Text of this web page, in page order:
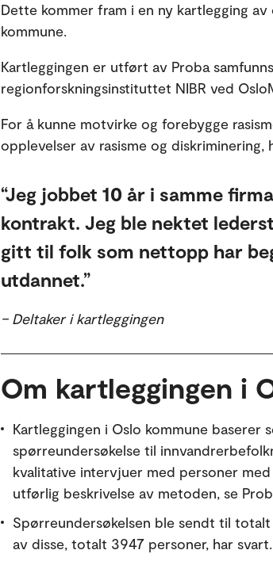
Dette kommer fram i en ny kartlegging
kommune.
Kartleggingen er utført av Proba
regionforskningsinstituttet NIBR ved
For å kunne motvirke og forebygge
opplevelser av rasisme og
Jeg jobbet 10 år i samme
kontrakt. Jeg ble nektet
gitt til folk som nettopp har
utdannet.
– Deltaker i kartleggingen
Om kartleggingen i
Kartleggingen i Oslo kommune baserer
spørreundersøkelse til
kvalitative intervjuer med personer
utførlig beskrivelse av metoden, se
Spørreundersøkelsen ble sendt til
av disse, totalt 3947 personer, har svart.